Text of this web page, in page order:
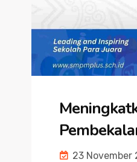
23 November